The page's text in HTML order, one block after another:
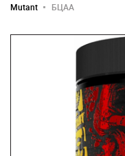
Mutant БЦАА